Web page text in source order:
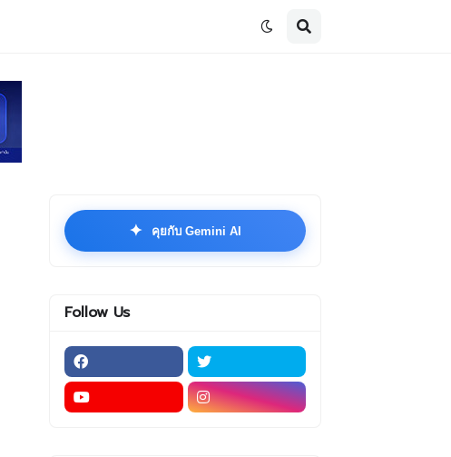
✦ คุยกับ Gemini AI
Follow Us